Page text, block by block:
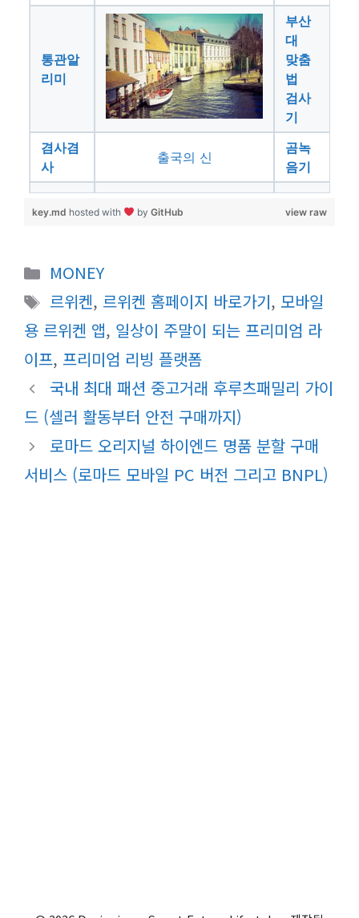
통관알
리미
부산
대
맞춤
법
검사
기
겸사겸
사
출국의 신
곰녹
음기
view raw
key.md hosted with by GitHub
카
테
리
MONEY
태
그
르위켄, 르위켄 홈페이지 바로가기, 모바일
용 르위켄 앱, 일상이 주말이 되는 프리미엄 라
이프, 프리미엄 리빙 플랫폼
국내 최대 패션 중고거래 후루츠패밀리 가이
드 (셀러 활동부터 안전 구매까지)
로마드 오리지널 하이엔드 명품 분할 구매
서비스 (로마드 모바일 PC 버전 그리고 BNPL)